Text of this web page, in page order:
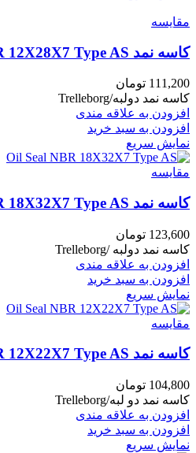
مقايسه
کاسه نمد NBR 12X28X7 Type AS
111,200 تومان
کاسه نمد دولبه/Trelleborg
افزودن به علاقه مندی
افزودن به سبد خرید
نمایش سریع
مقايسه
کاسه نمد NBR 18X32X7 Type AS
123,600 تومان
کاسه نمد دولبه /Trelleborg
افزودن به علاقه مندی
افزودن به سبد خرید
نمایش سریع
مقايسه
کاسه نمد NBR 12X22X7 Type AS
104,800 تومان
کاسه نمد دو لبه/Trelleborg
افزودن به علاقه مندی
افزودن به سبد خرید
نمایش سریع